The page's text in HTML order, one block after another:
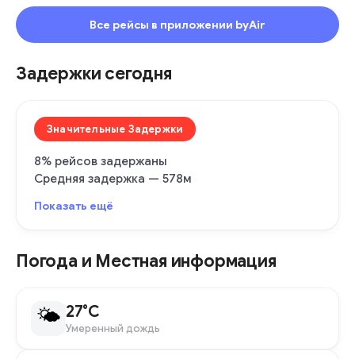
Все рейсы в приложении byAir
Задержки сегодня
Значительные Задержки
8% рейсов задержаны
Средняя задержка — 578м
Показать ещё
Погода и Местная информация
🌤 27°C
Умеренный дождь